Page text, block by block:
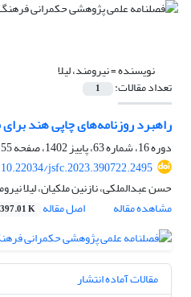
نویسنده =نیرومند، لیلا
تعداد مقالات: 1
راهبرد روزنامه‌های چاپی هند
دوره 16، شماره 63، پاییز 1402، صفحه
185
10.22034/jsfc.2023.390722.2495
حسن عبدالملکی، نازنین ملکیان، لیلا
مشاهده مقاله
اصل مقاله 397.01 K
مقالات آماده انتشار